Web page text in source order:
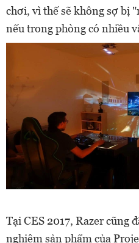
chơi, vì thế sẽ không sợ bị
nếu trong phòng có nhiều
Tại CES 2017, Razer cũng
nghiệm sản phẩm của